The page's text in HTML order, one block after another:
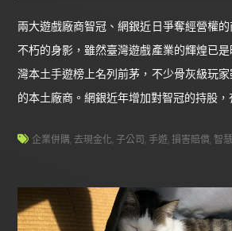
兩大遊戲廠商智冠、網銀近日爭奪經營權
不朽的身影，雖然臺灣遊戲產業的輝煌已
灣本土手遊榜上名列前茅，不少骨灰級玩
的本土廠商。網銀近年增加對智冠的持股
企業併購, 去現金化,子公司,手遊,損害賠償, 智